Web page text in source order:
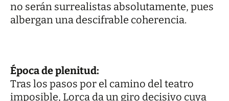
no serán surrealistas absolutamente, pues
albergan una descifrable coherencia.
Época de plenitud:
Tras los pasos por el camino del teatro
imposible, Lorca da un giro decisivo cuya